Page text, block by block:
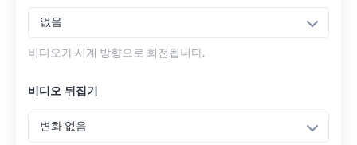
없음
비디오가 시계 방향으로 회전됩니다.
비디오 뒤집기
변화 없음